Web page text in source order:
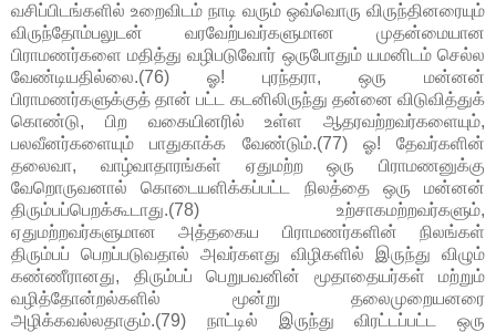
வசிப்பிடங்களில் உறைவிடம் நாடி வரும் ஒவ்வொரு விருந்தினரையும்
விருந்தோம்பலுடன் வரவேற்பவர்களுமான முதன்மையான
பிராமணர்களை மதித்து வழிபடுவோர் ஒருபோதும் யமனிடம் செல்ல
வேண்டியதில்லை.(76) ஓ! புரந்தரா, ஒரு மன்னன்
பிராமணர்களுக்குத் தான் பட்ட கடனிலிருந்து தன்னை விடுவித்துக்
கொண்டு, பிற வகையினரில் உள்ள ஆதரவற்றவர்களையும்,
பலவீனர்களையும் பாதுகாக்க வேண்டும்.(77) ஓ! தேவர்களின்
தலைவா, வாழ்வாதாரங்கள் ஏதுமற்ற ஒரு பிராமணனுக்கு
வேறொருவனால் கொடையளிக்கப்பட்ட நிலத்தை ஒரு மன்னன்
திரும்பப்பெறக்கூடாது.(78) உற்சாகமற்றவர்களும்,
ஏதுமற்றவர்களுமான அத்தகைய பிராமணர்களின் நிலங்கள்
திரும்பப் பெறப்படுவதால் அவர்களது விழிகளில் இருந்து விழும்
கண்ணீரானது, திரும்பப் பெறுபவனின் மூதாதையர்கள் மற்றும்
வழித்தோன்றல்களில் மூன்று தலைமுறையனரை
அழிக்கவல்லதாகும்.(79) நாட்டில் இருந்து விரட்டப்பட்ட ஒரு